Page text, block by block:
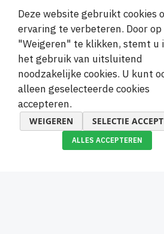
Informatie
Klantenservice
Veilige en gemakkelijke
Deze website gebruikt cookies
ervaring te verbeteren. Door op
"Weigeren" te klikken, stemt u
het gebruik van uitsluitend
noodzakelijke cookies. U kunt
alleen geselecteerde cookies
accepteren.
WEIGEREN SELECTIE
ALLES ACCEPTEREN